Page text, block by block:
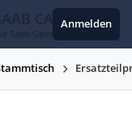
CARS
Saab Gemeinschaft
Anmelden